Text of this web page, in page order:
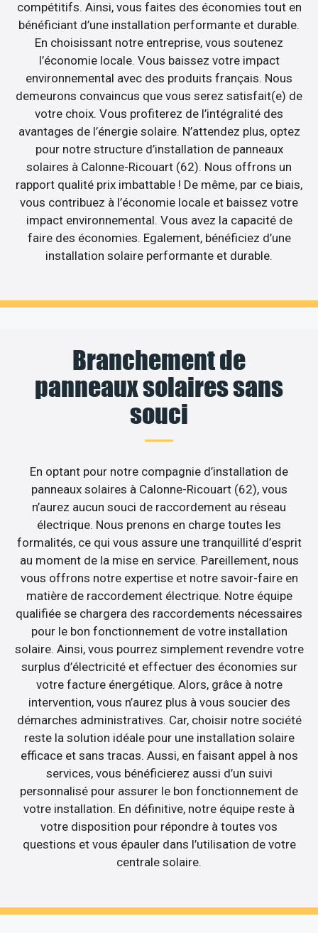
compétitifs. Ainsi, vous faites des économies tout en
bénéficiant d’une installation performante et durable.
En choisissant notre entreprise, vous soutenez
l’économie locale. Vous baissez votre impact
environnemental avec des produits français. Nous
demeurons convaincus que vous serez satisfait(e) de
votre choix. Vous profiterez de l’intégralité des
avantages de l’énergie solaire. N’attendez plus, optez
pour notre structure d’installation de panneaux
solaires à Calonne-Ricouart (62). Nous offrons un
rapport qualité prix imbattable ! De même, par ce biais,
vous contribuez à l’économie locale et baissez votre
impact environnemental. Vous avez la capacité de
faire des économies. Egalement, bénéficiez d’une
installation solaire performante et durable.
Branchement de
panneaux solaires sans
souci
En optant pour notre compagnie d’installation de
panneaux solaires à Calonne-Ricouart (62), vous
n’aurez aucun souci de raccordement au réseau
électrique. Nous prenons en charge toutes les
formalités, ce qui vous assure une tranquillité d’esprit
au moment de la mise en service. Pareillement, nous
vous offrons notre expertise et notre savoir-faire en
matière de raccordement électrique. Notre équipe
qualifiée se chargera des raccordements nécessaires
pour le bon fonctionnement de votre installation
solaire. Ainsi, vous pourrez simplement revendre votre
surplus d’électricité et effectuer des économies sur
votre facture énergétique. Alors, grâce à notre
intervention, vous n’aurez plus à vous soucier des
démarches administratives. Car, choisir notre société
reste la solution idéale pour une installation solaire
efficace et sans tracas. Aussi, en faisant appel à nos
services, vous bénéficierez aussi d’un suivi
personnalisé pour assurer le bon fonctionnement de
votre installation. En définitive, notre équipe reste à
votre disposition pour répondre à toutes vos
questions et vous épauler dans l’utilisation de votre
centrale solaire.